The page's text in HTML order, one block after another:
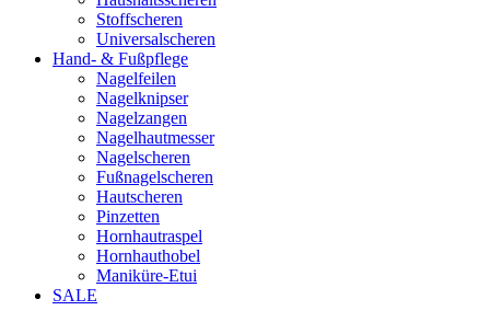
Stoffscheren
Universalscheren
Hand- & Fußpflege
Nagelfeilen
Nagelknipser
Nagelzangen
Nagelhautmesser
Nagelscheren
Fußnagelscheren
Hautscheren
Pinzetten
Hornhautraspel
Hornhauthobel
Maniküre-Etui
SALE